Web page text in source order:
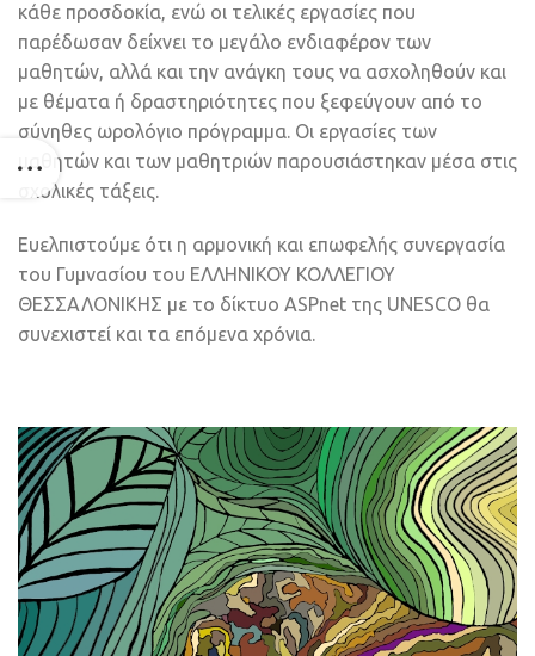
κάθε προσδοκία, ενώ οι τελικές εργασίες που
παρέδωσαν δείχνει το μεγάλο ενδιαφέρον των
μαθητών, αλλά και την ανάγκη τους να ασχοληθούν και
με θέματα ή δραστηριότητες που ξεφεύγουν από το
σύνηθες ωρολόγιο πρόγραμμα. Οι εργασίες των
μαθητών και των μαθητριών παρουσιάστηκαν μέσα στις
σχολικές τάξεις.
Ευελπιστούμε ότι η αρμονική και επωφελής συνεργασία
του Γυμνασίου του ΕΛΛΗΝΙΚΟΥ ΚΟΛΛΕΓΙΟΥ
ΘΕΣΣΑΛΟΝΙΚΗΣ με το δίκτυο ASPnet της UNESCO θα
συνεχιστεί και τα επόμενα χρόνια.